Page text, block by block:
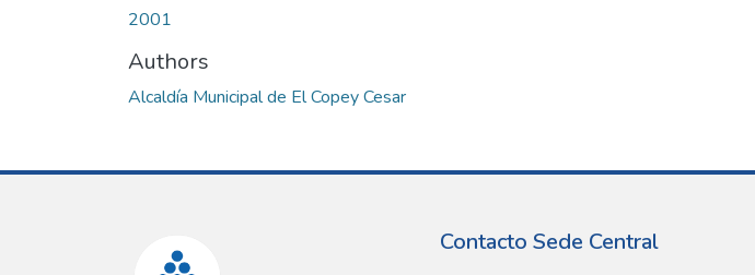
2001
Authors
Alcaldía Municipal de El Copey Cesar
Contacto Sede Central